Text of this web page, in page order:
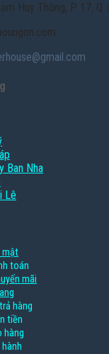
Huy Thông, P. 17, Q.
Ban Nha
Lê
mật
toán
mãi
hàng
tiền
hàng